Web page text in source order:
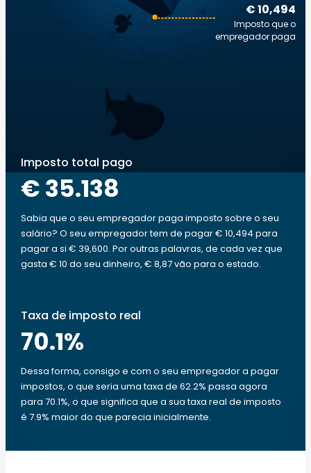
€ 10,494
Imposto que o
empregador paga
Imposto total pago
€ 35.138
Sabia que o seu empregador paga imposto sobre o seu
salário? O seu empregador tem de pagar € 10,494 para
pagar a si € 39,600. Por outras palavras, de cada vez que
gasta € 10 do seu dinheiro, € 8,87 vão para o estado.
Taxa de imposto real
70.1%
Dessa forma, consigo e com o seu empregador a pagar
impostos, o que seria uma taxa de 62.2% passa agora
para 70.1%, o que significa que a sua taxa real de imposto
é 7.9% maior do que parecia inicialmente.